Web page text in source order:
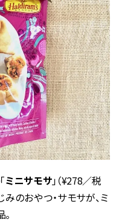
ミニサモサ」（¥278／税
のおやつ・サモサが、ミ